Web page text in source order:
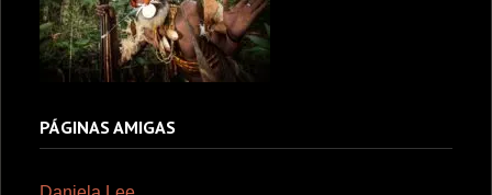
PÁGINAS AMIGAS